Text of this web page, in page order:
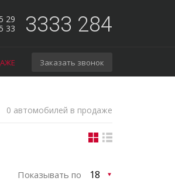
29
33
3333 284
Заказать звонок
0 автомобилей в продаже
Показывать по